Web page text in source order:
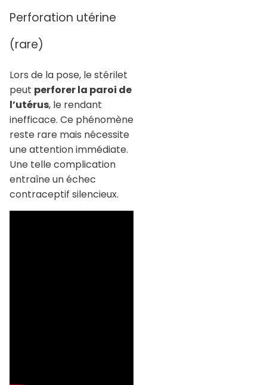
Perforation utérine
(rare)
Lors de la pose, le stérilet
peut perforer la paroi de
l’utérus, le rendant
inefficace. Ce phénomène
reste rare mais nécessite
une attention immédiate.
Une telle complication
entraîne un échec
contraceptif silencieux.